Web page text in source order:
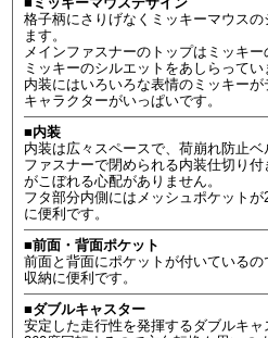
格子柄にさりげなくミッキーマウス
ます。
メインファスナーのトップはミッキ
ミッキーのシルエットをあしらってい
内装にはいろいろな表情のミッキー
キャラクターがいっぱいです。
■内装
内装は広々スペースで、荷崩れ防止ベ
ファスナーで閉められる内装仕切り
がこぼれる心配がありません。
フタ部分内側にはメッシュポケット
に便利です。
■前面・背面ポケット
前面と背面にポケットが付いている
収納に便利です。
■ダブルキャスター
安定した走行性を発揮するダブルキャ